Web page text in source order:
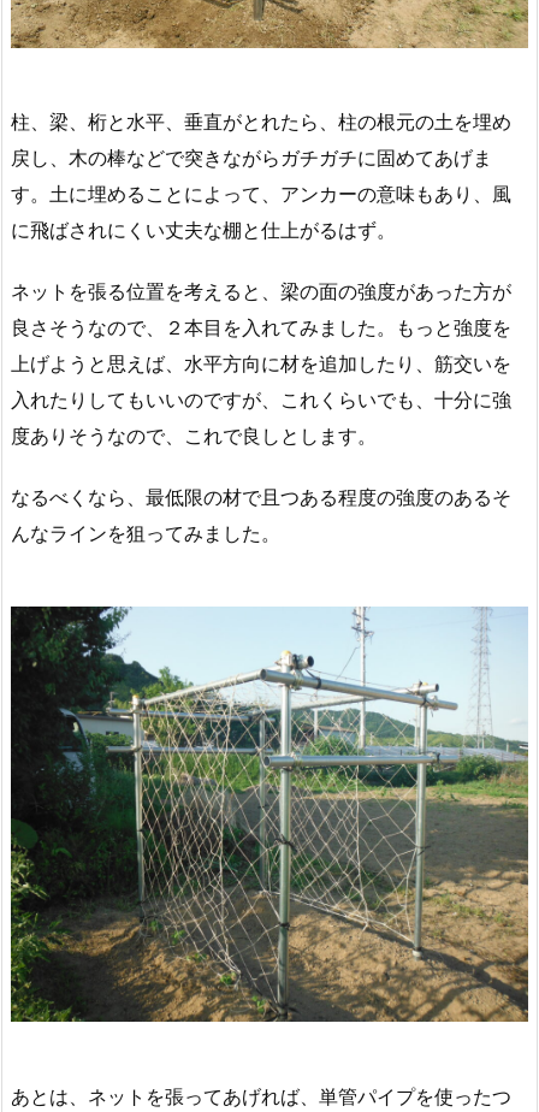
柱、梁、桁と水平、垂直がとれたら、柱の根元の土を埋め
戻し、木の棒などで突きながらガチガチに固めてあげま
す。土に埋めることによって、アンカーの意味もあり、風
に飛ばされにくい丈夫な棚と仕上がるはず。
ネットを張る位置を考えると、梁の面の強度があった方が
良さそうなので、２本目を入れてみました。もっと強度を
上げようと思えば、水平方向に材を追加したり、筋交いを
入れたりしてもいいのですが、これくらいでも、十分に強
度ありそうなので、これで良しとします。
なるべくなら、最低限の材で且つある程度の強度のあるそ
んなラインを狙ってみました。
あとは、ネットを張ってあげれば、単管パイプを使ったつ